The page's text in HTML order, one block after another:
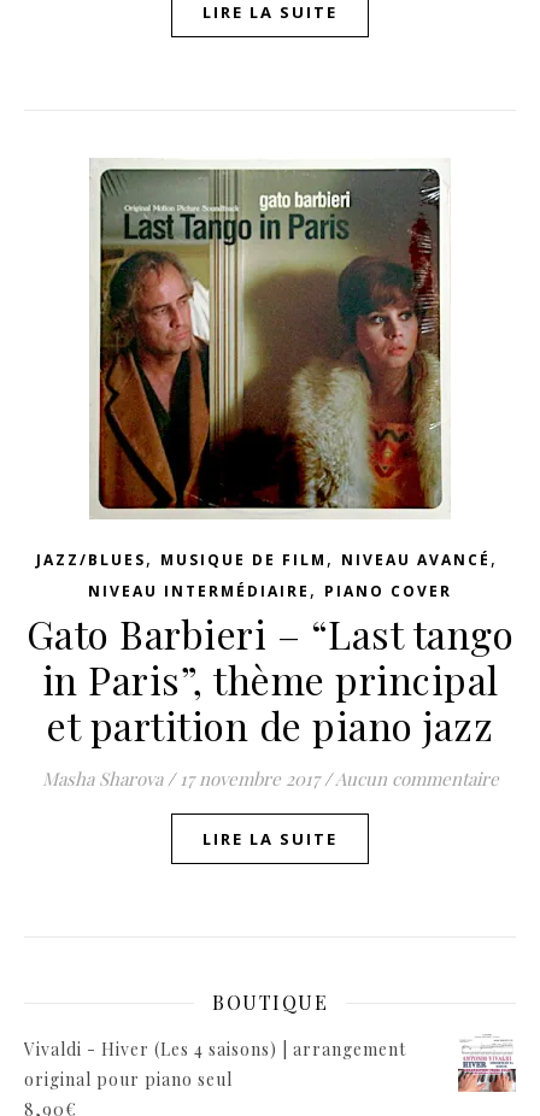
LIRE LA SUITE
JAZZ/BLUES, MUSIQUE DE FILM , NIVEAU AVANCÉ ,
NIVEAU INTERMÉDIAIRE , PIANO COVER
Gato Barbieri – “Last tango
in Paris”, thème principal
et partition de piano jazz
Masha Sharova / 17 novembre 2017 /Aucun commentaire
LIRE LA SUITE
BOUTIQUE
Vivaldi - Hiver (Les 4 saisons) | arrangement
original pour piano seul
8,90€